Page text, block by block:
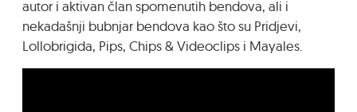
autor i aktivan član spomenutih bendova, ali i
nekadašnji bubnjar bendova kao što su Pridjevi,
Lollobrigida, Pips, Chips & Videoclips i Mayales.